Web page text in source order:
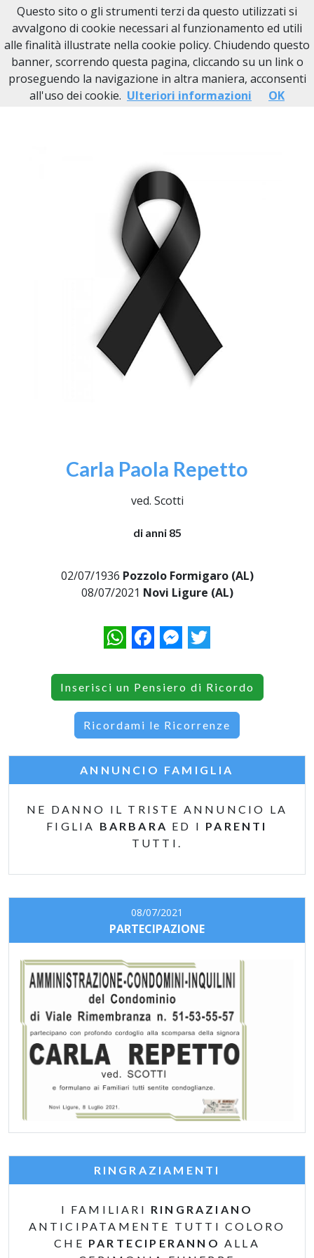
Necrologi Novi Ligure
Novi Ligure Carla Paola Repetto
Carla Paola Repetto
ved. Scotti
di anni 85
02/07/1936 Pozzolo Formigaro (AL)
08/07/2021 Novi Ligure (AL)
WhatsAppFacebookMessenger
Twitter
Inserisci un Pensiero di Ricordo
Ricordami le Ricorrenze
ANNUNCIO FAMIGLIA
NE DANNO IL TRISTE ANNUNCIO LA
FIGLIA BARBARA ED I PARENTI
TUTTI.
08/07/2021
PARTECIPAZIONE
RINGRAZIAMENTI
I FAMILIARI RINGRAZIANO
ANTICIPATAMENTE TUTTI COLORO
CHE PARTECIPERANNO ALLA
Questo sito o gli strumenti terzi da questo utilizzati si
avvalgono di cookie necessari al funzionamento ed utili
alle finalità illustrate nella cookie policy. Chiudendo questo
banner, scorrendo questa pagina, cliccando su un link o
proseguendo la navigazione in altra maniera, acconsenti
all'uso dei cookie. Ulteriori informazioni OK